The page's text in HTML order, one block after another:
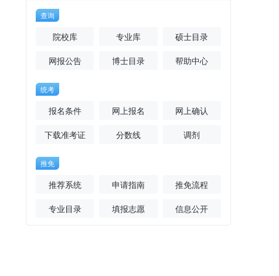
查询
院校库 专业库 硕士目录
网报公告 博士目录 帮助中心
统考
报名条件 网上报名 网上确认
下载准考证 分数线 调剂
推免
推荐系统 申请指南 推免流程
专业目录 填报志愿 信息公开